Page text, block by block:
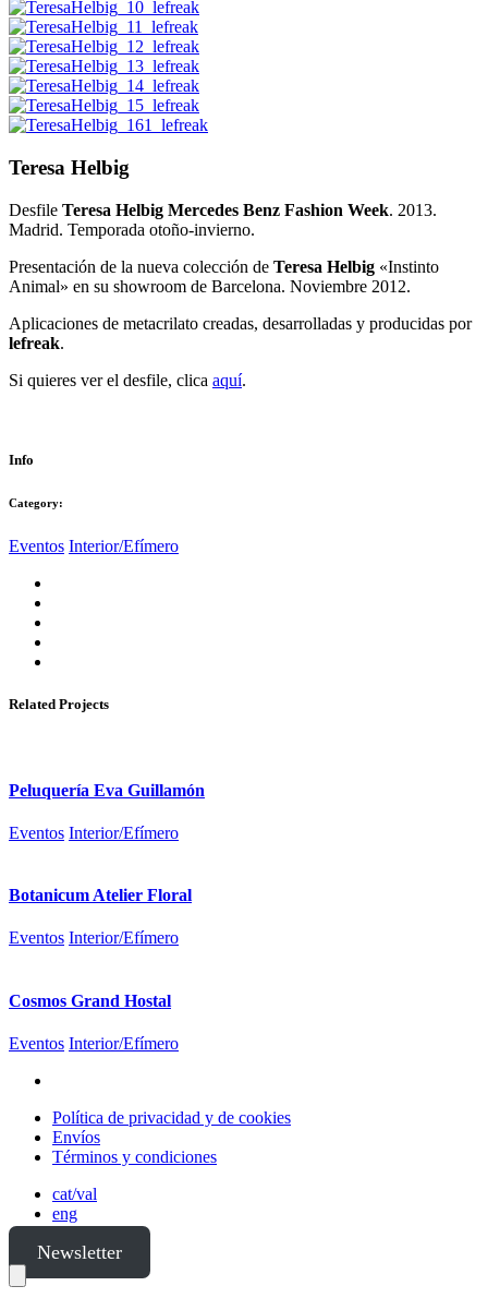
Teresa Helbig
Desfile Teresa Helbig Mercedes Benz Fashion Week. 2013.
Madrid. Temporada otoño-invierno.
Presentación de la nueva colección de Teresa Helbig «Instinto
Animal» en su showroom de Barcelona. Noviembre 2012.
Aplicaciones de metacrilato creadas, desarrolladas y producidas por
lefreak.
Si quieres ver el desfile, clica aquí.
Info
Category:
Eventos Interior/Efímero
Related Projects
Peluquería Eva Guillamón
Eventos Interior/Efímero
Botanicum Atelier Floral
Eventos Interior/Efímero
Cosmos Grand Hostal
Eventos Interior/Efímero
Política de privacidad y de cookies
Envíos
Términos y condiciones
cat/val
eng
Newsletter